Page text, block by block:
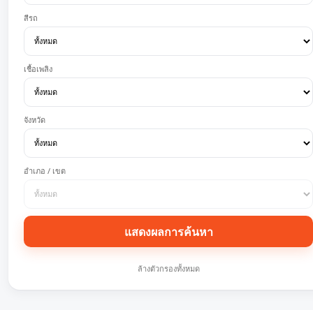
สีรถ
เชื้อเพลิง
จังหวัด
อำเภอ / เขต
แสดงผลการค้นหา
ล้างตัวกรองทั้งหมด